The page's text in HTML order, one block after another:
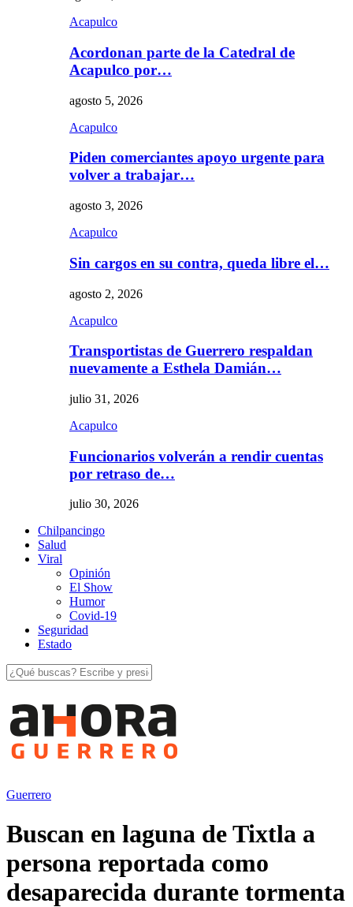
Acapulco
Acordonan parte de la Catedral de
Acapulco por…
agosto 5, 2026
Acapulco
Piden comerciantes apoyo urgente para
volver a trabajar…
agosto 3, 2026
Acapulco
Sin cargos en su contra, queda libre el…
agosto 2, 2026
Acapulco
Transportistas de Guerrero respaldan
nuevamente a Esthela Damián…
julio 31, 2026
Acapulco
Funcionarios volverán a rendir cuentas
por retraso de…
julio 30, 2026
Chilpancingo
Salud
Viral
Opinión
El Show
Humor
Covid-19
Seguridad
Estado
Guerrero
Buscan en laguna de Tixtla a
persona reportada como
desaparecida durante tormenta